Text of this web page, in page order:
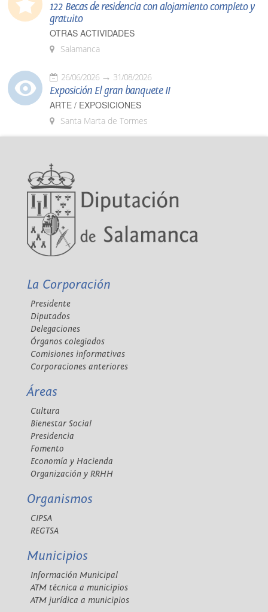
122 Becas de residencia con alojamiento completo y
gratuito
OTRAS ACTIVIDADES
Salamanca
26/06/2026 31/08/2026
Exposición El gran banquete II
ARTE / EXPOSICIONES
Santa Marta de Tormes
La Corporación
Presidente
Diputados
Delegaciones
Órganos colegiados
Comisiones informativas
Corporaciones anteriores
Áreas
Cultura
Bienestar Social
Presidencia
Fomento
Economía y Hacienda
Organización y RRHH
Organismos
CIPSA
REGTSA
Municipios
Información Municipal
ATM técnica a municipios
ATM jurídica a municipios